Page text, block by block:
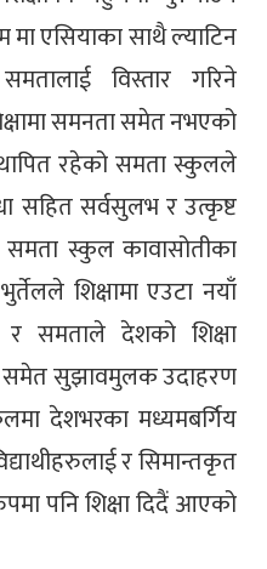
एसियाका साथै ल्याटिन
विस्तार गरिने
समनता समेत नभएको
रहेको समता स्कुलले
सहित सर्वसुलभ र उत्कृष्ट
समता स्कुल कावासोतीका
शिक्षामा एउटा नयाँ
समताले देशको शिक्षा
समेत सुझावमुलक उदाहरण
देशभरका मध्यमबर्गिय
र सिमान्तकृत
पनि शिक्षा दिदैं आएको